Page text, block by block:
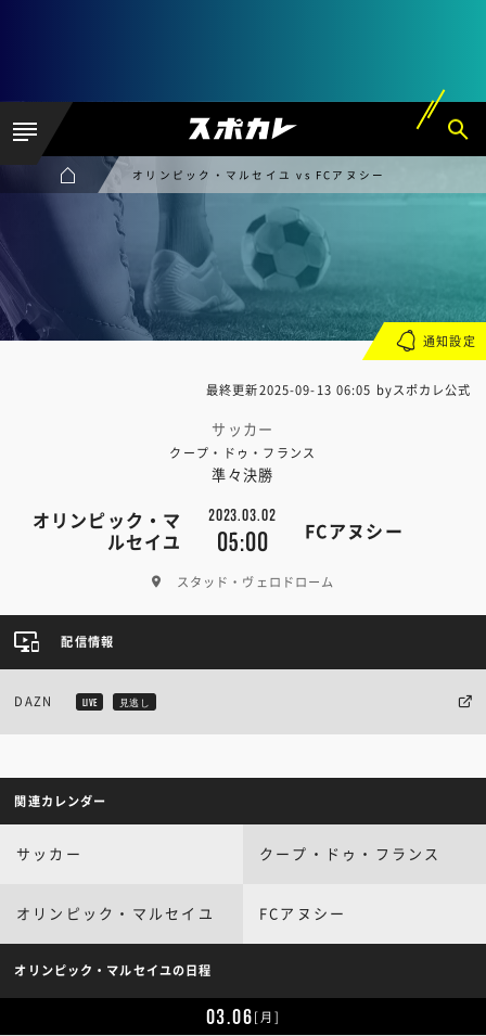
オリンピック・マルセイユ vs FCアヌシー
最終更新2025-09-13 06:05 byスポカレ公式
サッカー
クープ・ドゥ・フランス
準々決勝
オリンピック・マ
ルセイユ
2023.03.02
05:00 FCアヌシー
スタッド・ヴェロドローム
通知設定
配信情報
DAZN LIVE 見逃し
関連カレンダー
サッカー クープ・ドゥ・フランス
オリンピック・マルセイユ FCアヌシー
オリンピック・マルセイユの日程
03.06[月]